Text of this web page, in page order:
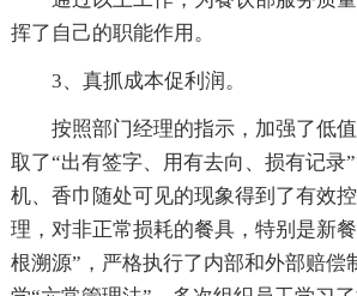
挥了自己的职能作用。
3、真抓成本促利润。
按照部门经理的指示，加强了低
取了“出有签字、用有去向、损有记录
机、香巾随处可见的现象得到了有效
理，对非正常损耗的餐具，特别是新
根溯源”，严格执行了内部和外部赔偿